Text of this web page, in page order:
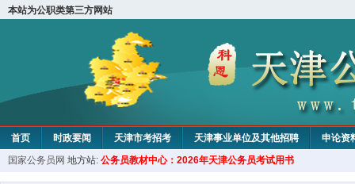
本站为公职类第三方网站
首页 时政要闻 天津市考招考 天津事业单位及其他招聘 申论资
教材中心
国家公务员网 地方站: 公务员教材中心：2026年天津公务员考试用书